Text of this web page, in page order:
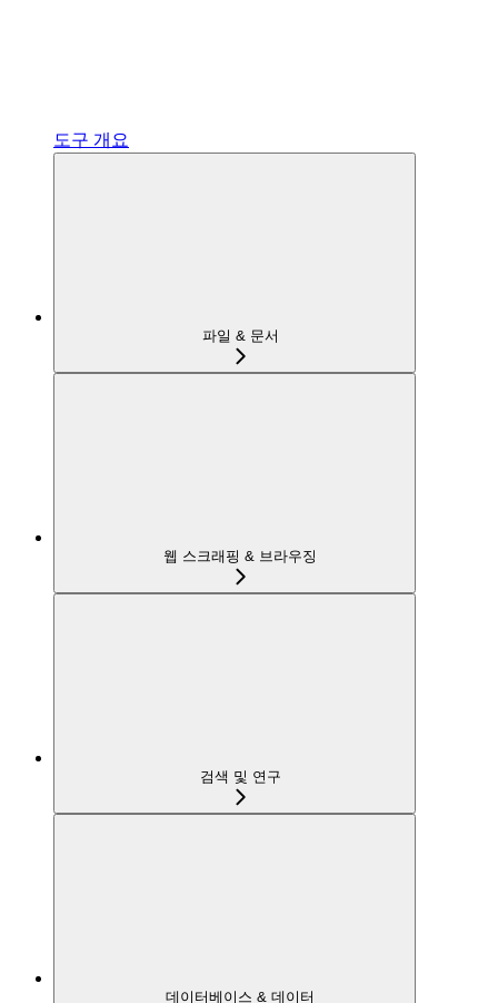
도구 개요
파일 & 문서
웹 스크래핑 & 브라우징
검색 및 연구
데이터베이스 & 데이터